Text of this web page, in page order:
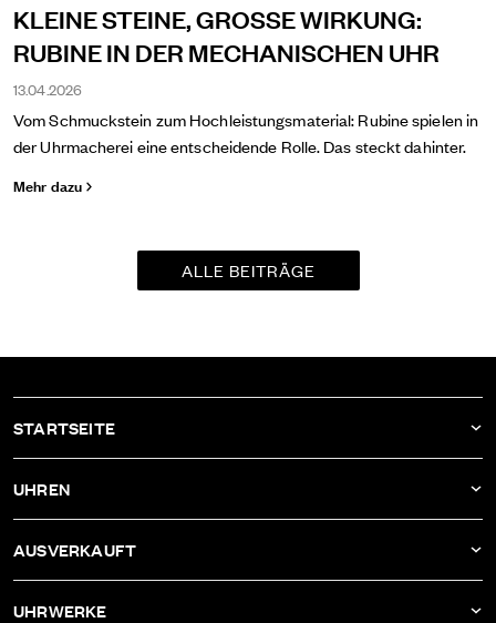
KLEINE STEINE, GROSSE WIRKUNG:
RUBINE IN DER MECHANISCHEN UHR
13.04.2026
Vom Schmuckstein zum Hochleistungsmaterial: Rubine spielen in
der Uhrmacherei eine entscheidende Rolle. Das steckt dahinter.
Mehr dazu
ALLE BEITRÄGE
STARTSEITE
ATELIER
UHREN
DBF009
AUSVERKAUFT
UHRWERKE